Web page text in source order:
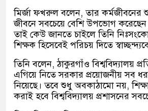
মির্জা ফখরুল বলেন, তার কর্মজীবনের
জীবনে সবচেয়ে বেশি উপভোগ
তাই কেউ জানতে চাইলে তিনি
শিক্ষক হিসেবেই পরিচয় দিতে
তিনি বলেন, ঠাকুরগাঁও বিশ্ববিদ্যালয়
এগিয়ে নিতে সরকার প্রয়োজনীয় সব
নিয়েছে। তবে শুধু অবকাঠামো নয়,
করাই হবে বিশ্ববিদ্যালয় প্রশাসনের